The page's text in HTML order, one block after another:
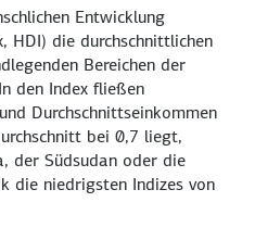
Entwicklung
, HDI) die durchschnittlichen
Bereichen der
den Index fließen
Durchschnittseinkommen
bei 0,7 liegt,
der Südsudan oder die
die niedrigsten Indizes von